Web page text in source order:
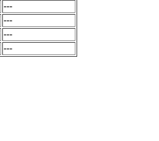
---
---
---
---